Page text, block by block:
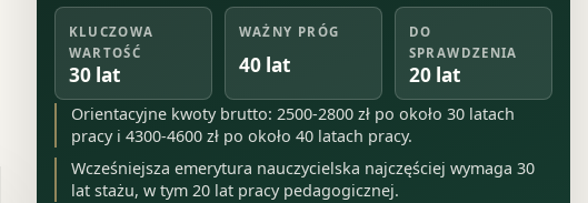
KLUCZOWA
WARTOŚĆ
30 lat
WAŻNY PRÓG
40 lat
DO
SPRAWDZENIA
20 lat
Orientacyjne kwoty brutto: 2500-2800 zł po około 30 latach
pracy i 4300-4600 zł po około 40 latach pracy.
Wcześniejsza emerytura nauczycielska najczęściej wymaga 30
lat stażu, w tym 20 lat pracy pedagogicznej.